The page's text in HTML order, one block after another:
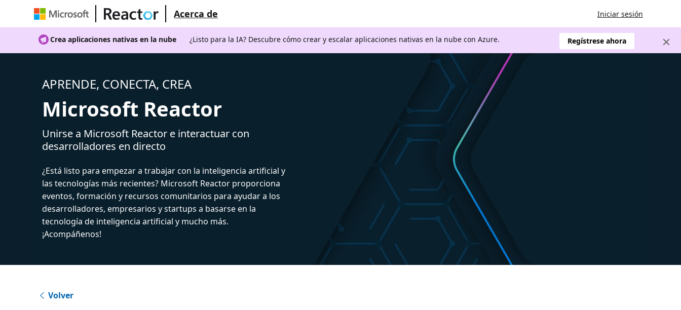
Acerca de Iniciar sesión
Crea aplicaciones nativas en la nube ¿Listo para la IA? Descubre cómo crear y escalar aplicaciones nativas en la nube con Azure. Regístrese ahora
APRENDE, CONECTA, CREA
Microsoft Reactor
Unirse a Microsoft Reactor e interactuar con
desarrolladores en directo
¿Está listo para empezar a trabajar con la inteligencia artificial y
las tecnologías más recientes? Microsoft Reactor proporciona
eventos, formación y recursos comunitarios para ayudar a los
desarrolladores, empresarios y startups a basarse en la
tecnología de inteligencia artificial y mucho más.
¡Acompáñenos!
Volver